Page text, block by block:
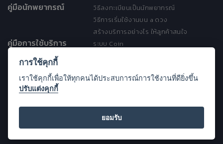
คู่มือนักพยากรณ์
วิธีลงทะเบียนเป็นนักพยากรณ์
วิธีการเริ่มใช้งานบน a ดวง
สร้างบริการอย่างไร ให้ลูกค้าสนใจ
คู่มือการใช้บริการ
ระบบ Coin
ประกาศการคุ้มครองข้อมูลส่วนบุคคล
Open Source License
FAQ
การใช้คุกกี้
เราใช้คุกกี้เพื่อให้ทุกคนได้ประสบการณ์การใช้งานที่ดียิ่งขึ้น
ปรับแต่งคุกกี้
ยอมรับ